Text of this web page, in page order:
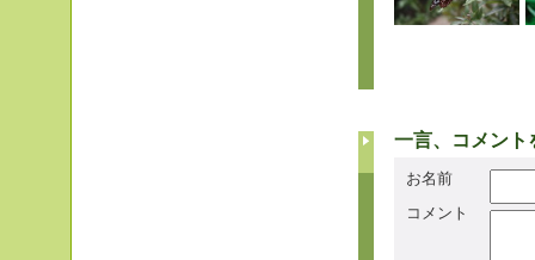
一言、コメント
お名前
コメント